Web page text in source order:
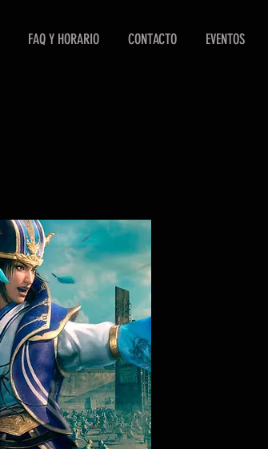
FAQ Y HORARIO CONTACTO EVENTOS